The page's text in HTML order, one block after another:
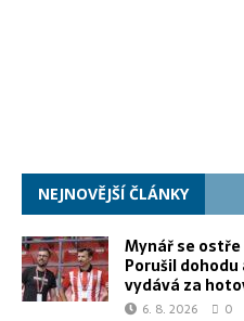
NEJNOVĚJŠÍ ČLÁNKY
Mynář se
Porušil
vydává za
6. 8. 2026 0